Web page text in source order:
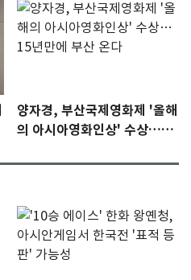
양자경, 부산국제영화제 '올해
의 아시아영화인상' 수상…15